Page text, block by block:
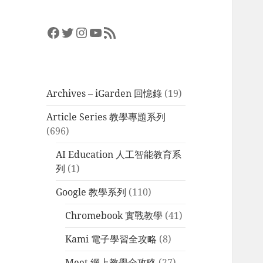
Facebook
Twitter
Instagram
YouTube
RSS Feed
Archives – iGarden 回憶錄 (19)
Article Series 教學專題系列
(696)
AI Education 人工智能教育系
列 (1)
Google 教學系列 (110)
Chromebook 實戰教學 (41)
Kami 電子學習全攻略 (8)